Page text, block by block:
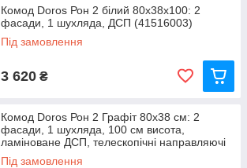
Комод Doros Рон 2 білий 80х38х100: 2
фасади, 1 шухляда, ДСП (41516003)
Під замовлення
3 620 ₴
Комод Doros Рон 2 Графіт 80х38 см: 2
фасади, 1 шухляда, 100 см висота,
ламіноване ДСП, телескопічні направляючі
(41516004)
Під замовлення